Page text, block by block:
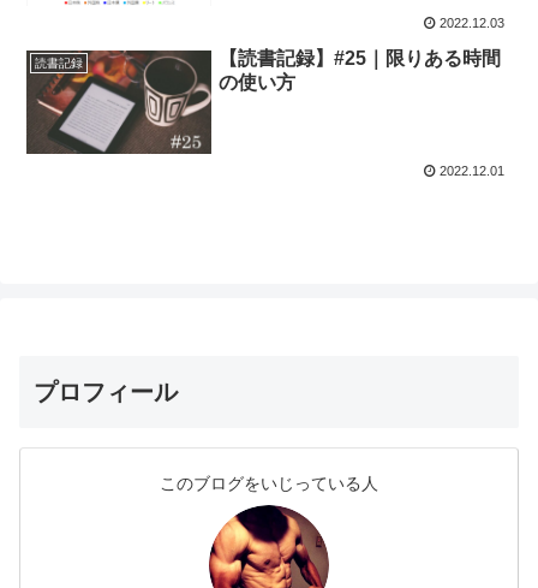
2022.12.03
読書記録
【読書記録】#25｜限りある時間
の使い方
2022.12.01
プロフィール
このブログをいじっている人